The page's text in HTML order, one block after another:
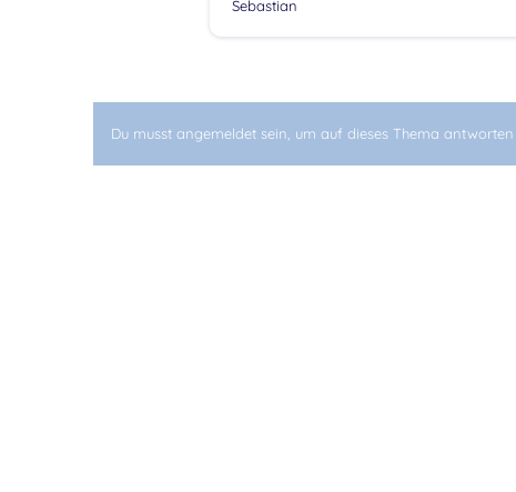
Sebastian
Du musst angemeldet sein, um auf dieses Thema